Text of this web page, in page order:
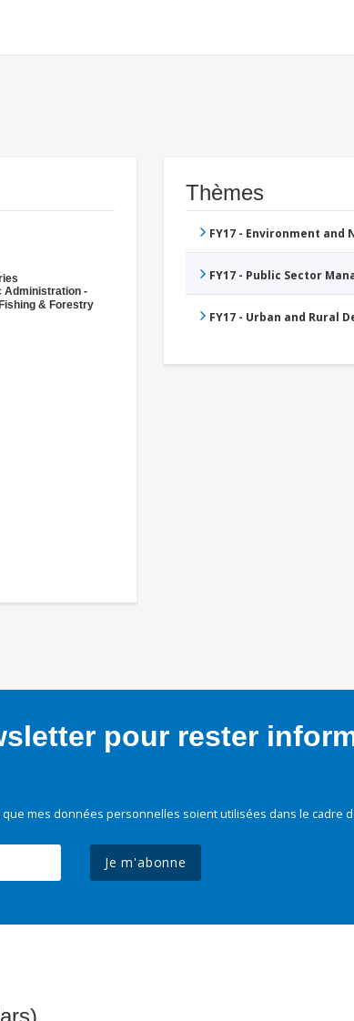
Administration -
& Forestry
Thèmes
FY17 - Environment
FY17 - Public Sector
FY17 - Urban and Rural
pour rester
mes données personnelles soient utilisées dans le cadre
Je m'abonne